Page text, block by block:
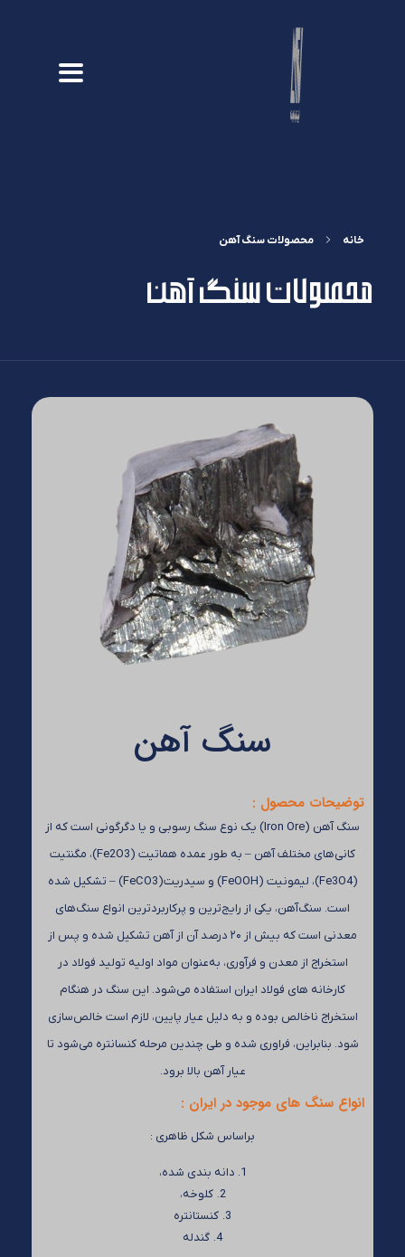
خانه محصولات سنگ آهن
محصولات سنگ آهن
سنگ آهن
توضیحات محصول :
سنگ آهن (Iron Ore) یک نوع سنگ رسوبی و یا دگرگونی است که از
کانی‌های مختلف آهن – به طور عمده هماتیت (Fe2O3)، مگنتیت
(Fe3O4)، لیمونیت (FeOOH) و سیدریت(FeCO3) – تشکیل شده
است. سنگ‌آهن، یکی از رایج‌ترین و پرکاربردترین انواع سنگ‌های
معدنی است که بیش از ۲۰ درصد آن از آهن تشکیل شده و پس از
استخراج از معدن و فرآوری، به‌عنوان مواد اولیه تولید فولاد در
کارخانه های فولاد ایران استفاده می‌شود. این سنگ در هنگام
استخراج ناخالص بوده و به دلیل عیار پایین، لازم است خالص‌سازی
شود. بنابراین، فراوری شده و طی چندین مرحله کنسانتره می‌شود تا
عیار آهن بالا برود.
انواع سنگ های موجود در ایران :
براساس شکل ظاهری :
دانه ‌بندی شده،
کلوخه،
کنستانتره
گندله